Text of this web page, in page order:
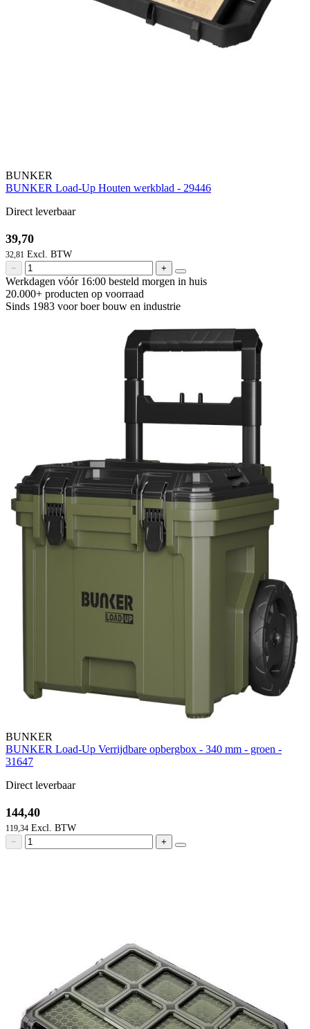
BUNKER
BUNKER Load-Up Houten werkblad - 29446
Direct leverbaar
39,70
32,81
− +
Werkdagen vóór 16:00 besteld morgen in huis
20.000+ producten op voorraad
Sinds 1983 voor boerbouw en industrie
BUNKER
BUNKER Load-Up Verrijdbare opbergbox - 340 mm - groen -
31647
Direct leverbaar
144,40
119,34
− +